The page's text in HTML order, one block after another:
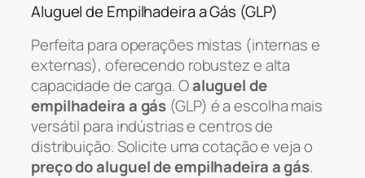
Aluguel de Empilhadeira a Gás (GLP)
Perfeita para operações mistas (internas e
externas), oferecendo robustez e alta
capacidade de carga. Oaluguel de
empilhadeira a gás (GLP) é a escolha mais
versátil para indústrias e centros de
distribuição. Solicite uma cotação e veja o
preço do aluguel de empilhadeira a gás.